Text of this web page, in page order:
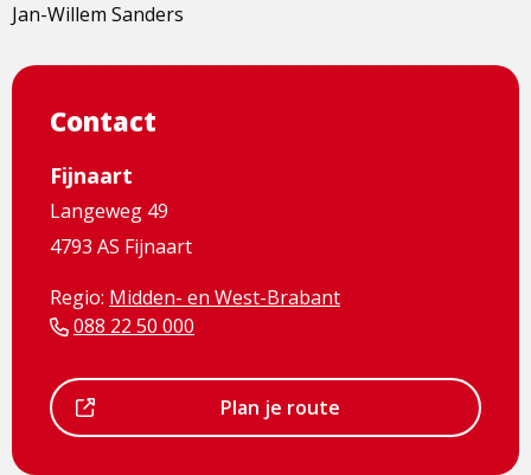
Jan-Willem Sanders
Contact
Fijnaart
Langeweg 49
4793 AS Fijnaart
Regio: Midden- en West-Brabant
088 22 50 000
is
Plan je route